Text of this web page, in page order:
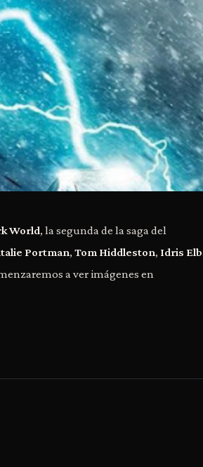
World, la segunda de la saga del
Portman, Tom Hiddleston, Idris
a ver imágenes en